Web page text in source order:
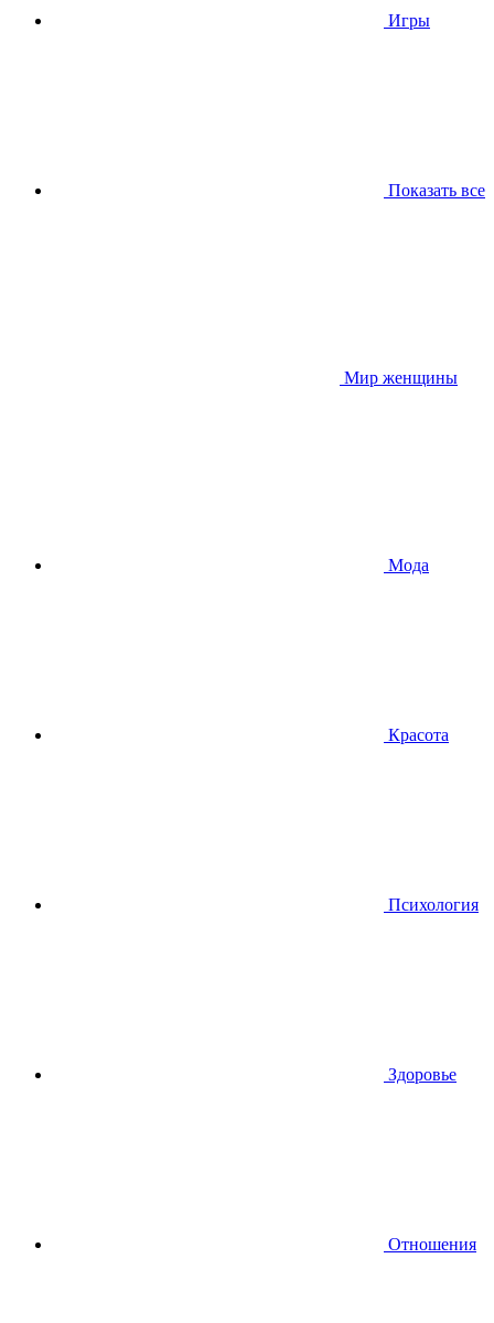
Игры
Показать все
Мир женщины
Мода
Красота
Психология
Здоровье
Отношения